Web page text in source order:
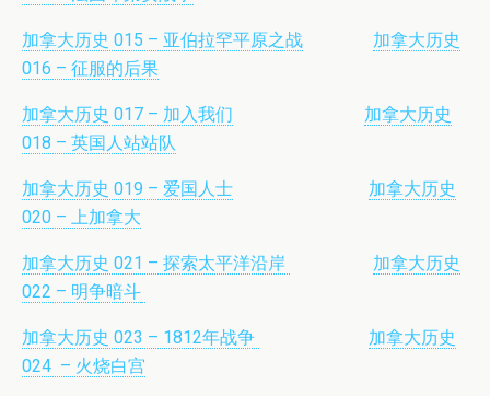
加拿大历史 015 – 亚伯拉罕平原之战
加拿大历史
016 – 征服的后果
加拿大历史 017 – 加入我们
加拿大历史
018 – 英国人站站队
加拿大历史 019 – 爱国人士
加拿大历史
020 – 上加拿大
加拿大历史 021 – 探索太平洋沿岸
加拿大历史
022 – 明争暗斗
加拿大历史 023 – 1812年战争
加拿大历史
024 – 火烧白宫